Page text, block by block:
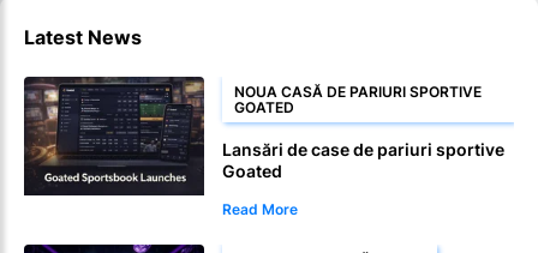
Latest News
NOUA CASĂ DE PARIURI SPORTIVE
GOATED
Lansări de case de pariuri sportive
Goated
Read More